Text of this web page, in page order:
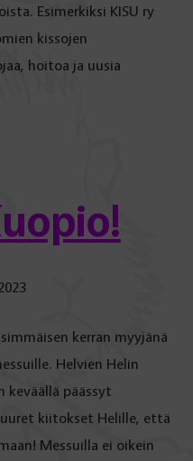
Esimerkiksi KISU ry
kissojen
hoitoa ja uusia
kerran myyjänä
Helvien Helin
keväällä päässyt
kiitokset Helille, että
Messuilla ei oikein